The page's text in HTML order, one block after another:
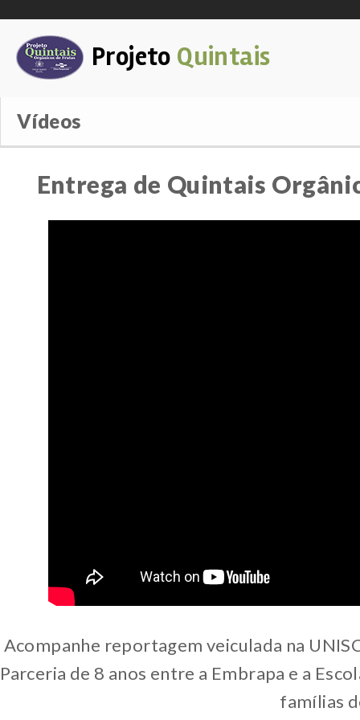
Projeto Quintais
Vídeos
Entrega de Quintais
Acompanhe reportagem veiculada na
Parceria de 8 anos entre a Embrapa e a
famílias